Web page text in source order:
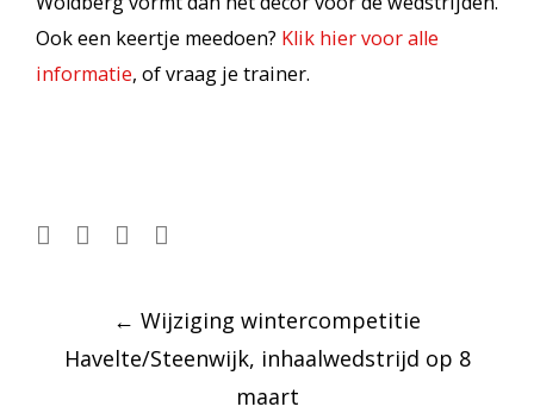
Ook een keertje meedoen? Klik hier voor alle
informatie, of vraag je trainer.
Post
navigation
← Wijziging wintercompetitie
Havelte/Steenwijk, inhaalwedstrijd op 8
maart